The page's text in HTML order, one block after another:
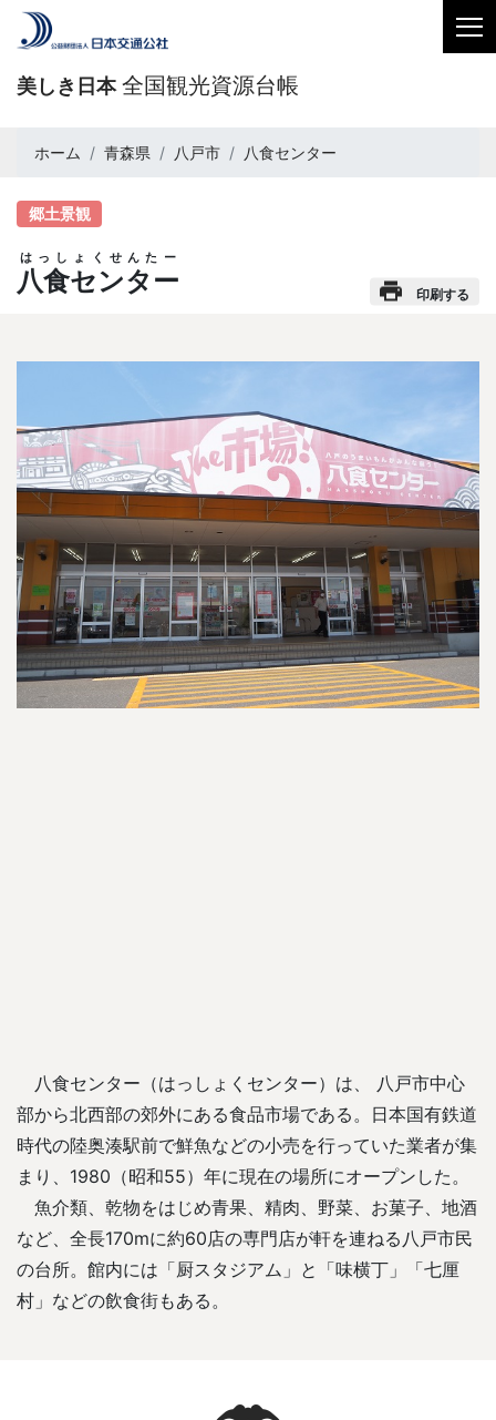
美しき日本 全国観光資源台帳
ホーム 青森県 八戸市 八食センター
郷土景観
八食センター
はっしょくせんたー
印刷する
八食センター（はっしょくセンター）は、 八戸市中心
部から北西部の郊外にある食品市場である。日本国有鉄道
時代の陸奥湊駅前で鮮魚などの小売を行っていた業者が集
まり、1980（昭和55）年に現在の場所にオープンした。
魚介類、乾物をはじめ青果、精肉、野菜、お菓子、地酒
など、全長170mに約60店の専門店が軒を連ねる八戸市民
の台所。館内には「厨スタジアム」と「味横丁」「七厘
村」などの飲食街もある。